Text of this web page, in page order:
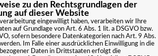
zu den Rechtsgrundlagen der
auf dieser Website
eingewilligt haben, verarbeiten wir Ihre
auf Grundlage von Art. 6 Abs. 1 lit. a DSGVO bzw.
sofern besondere Datenkategorien nach Art. 9 Abs.
Im Falle einer ausdrücklichen Einwilligung in die
Daten in Drittstaaten erfolgt die